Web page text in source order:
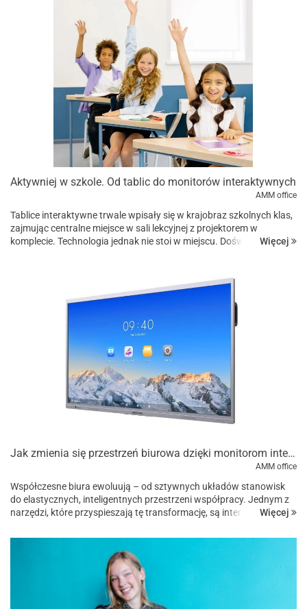
Aktywniej w szkole. Od tablic do monitorów interaktywnych
AMM office
Tablice interaktywne trwale wpisały się w krajobraz szkolnych klas,
zajmując centralne miejsce w sali lekcyjnej z projektorem w
komplecie. Technologia jednak nie stoi w miejscu. Doświadczenia i
Więcej
Jak zmienia się przestrzeń biurowa dzięki monitorom interaktywnym?
AMM office
Współczesne biura ewoluują – od sztywnych układów stanowisk
do elastycznych, inteligentnych przestrzeni współpracy. Jednym z
narzędzi, które przyspieszają tę transformację, są interaktywne
Więcej